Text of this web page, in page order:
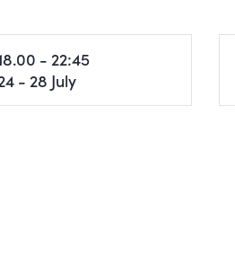
- 22:45
- 28 July